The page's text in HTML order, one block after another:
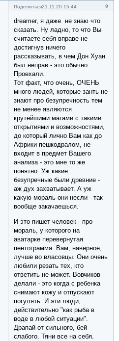
Поделиться 9
21.11.20 15:44
dreamer, я даже не знаю что
сказать. Ну ладно, то что Вы
считаете себя вправе не
достигнув ничего
рассказывать, в чем Дон Хуан
был неправ - это обычно.
Проехали.
Тот факт, что очень, ОЧЕНЬ
много людей, которые занть не
знают про безупречность тем
не менее являются
крутейшими магами с такими
открытиями и возможностями,
до который лично Вам как до
Африки пешкодралом, не
входит в предмет Вашего
анализа - это мне то же
понятно. Уж какие
безупречные были древние -
аж дух захватывает. А уж
какую мораль они несли - так
вообще закачаешься.
И это пишет человек - про
мораль, у которого на
аватарке перевернутая
пентограмма. Вам, наверное,
лучше во власовцы. Они очень
любили резать тех, кто
ответить не может. Вовчиков
делали - это когда с ребенка
снимают кожу и отпускают
погулять. И эти люди,
действительно "как рыба в
воде в любой ситуации".
Драпай от сильного, бей
слабого. Тяни все на себя.